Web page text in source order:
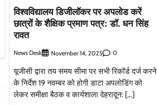
विश्वविद्यालय डिजीलॉकर पर अपलोड करें
छात्रों के शैक्षिक प्रमाण पत्र: डॉ. धन सिंह
रावत
News Desk November 14, 2025 0
यूजीसी द्वारा तय समय सीमा पर सभी रिकॉर्ड दर्ज करने
के निर्देश 19 नवम्बर को होगी डाटा अपलोडिंग को
लेकर समीक्षा बैठक व कार्यशाला देहरादून: […]